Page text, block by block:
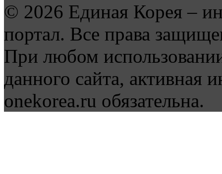
© 2026 Единая Корея –
портал. Все права
При любом
данного сайта, активная
onekorea.ru обязательна.